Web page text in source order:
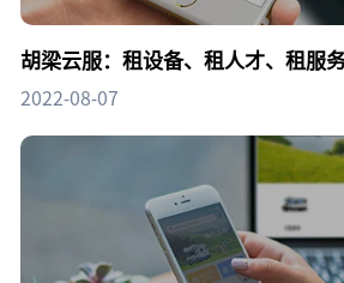
胡梁云服：租设备、租人才、租服
2022-08-07